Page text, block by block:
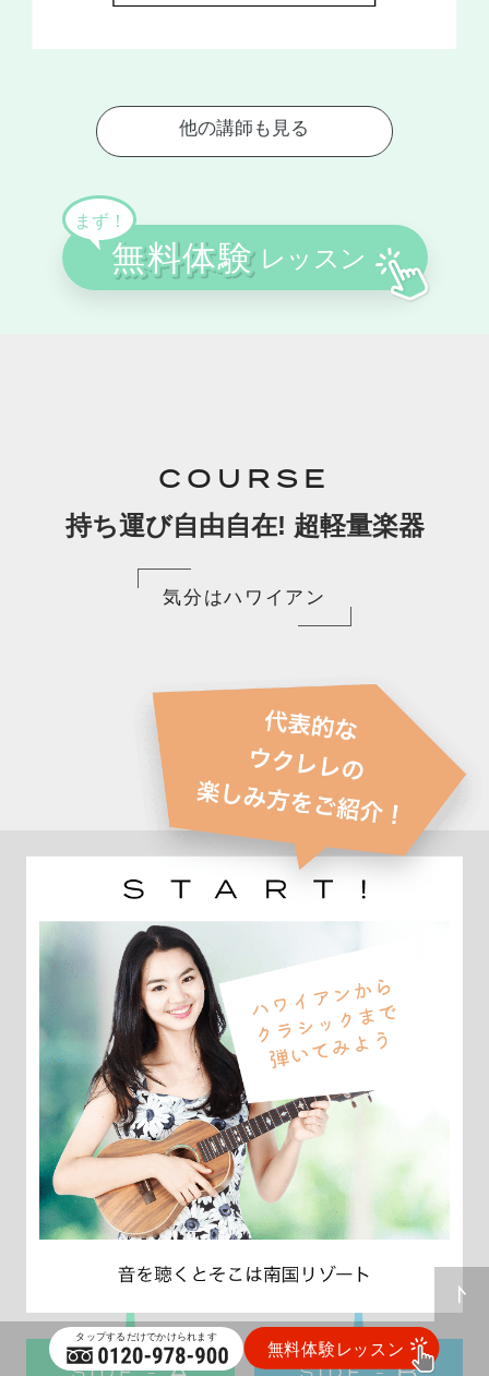
COURSE
持ち運び自由自在! 超軽量楽器
気分はハワイアン